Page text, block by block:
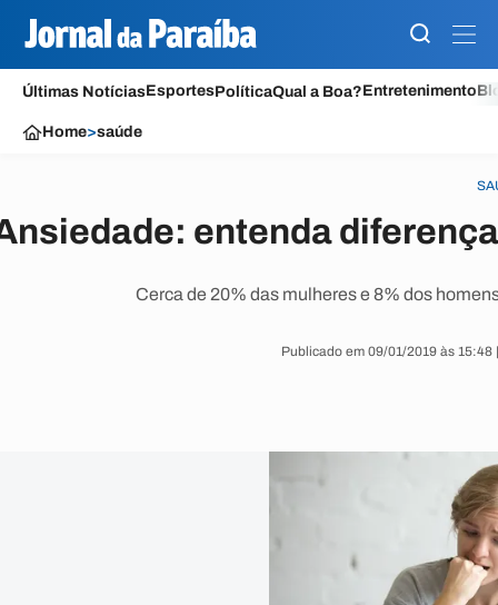
Últimas NotíciasEsportesPolíticaQual a Boa?Entretenimento
Home>saúde
entenda
Cerca de 20% das mulheres e 8% dos
Publicado em 09/01/2019 às